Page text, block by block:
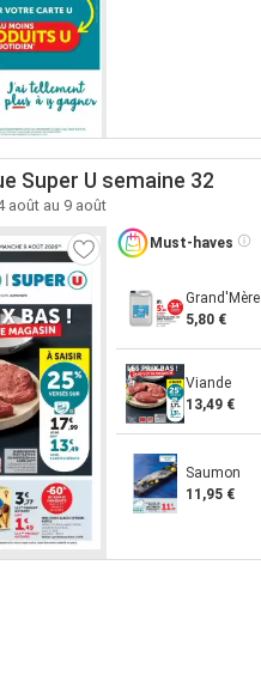
Super U semaine 32
août au 9 août
Must-haves
Grand'Mère
5,80 €
Viande
13,49 €
Saumon
11,95 €